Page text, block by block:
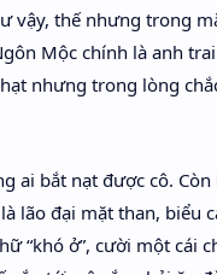
vậy, thế nhưng trong
Mộc chính là anh
nhưng trong lòng
ai bắt nạt được cô.
lão đại mặt than, biểu
“khó ở”, cười một cái